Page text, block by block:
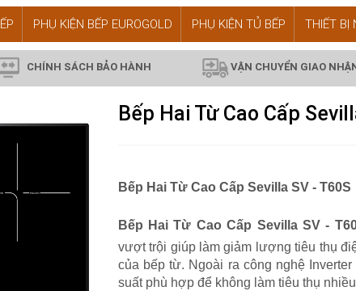
PHỤ KIỆN BẾP EUROGOLD PHỤ KIỆN TỦ BẾP THIẾT BỊ
CHÍNH SÁCH BẢO HÀNH VẬN CHUYỂN GIAO
Bếp Hai Từ Cao Cấp
Bếp Hai Từ Cao Cấp Sevilla SV - T60S
Bếp Hai Từ Cao Cấp Sevilla SV -
vượt trội giúp làm giảm lượng tiêu thụ
của bếp từ. Ngoài ra công nghệ
suất phù hợp để không làm tiêu thụ